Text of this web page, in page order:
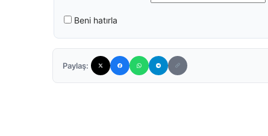
Beni hatırla
Paylaş: